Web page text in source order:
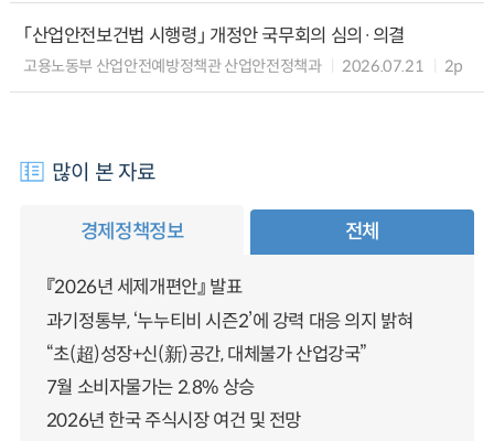
「산업안전보건법 시행령」 개정안 국무회의 심의·의결
고용노동부 산업안전예방정책관 산업안전정책과 2026.07.21 2p
많이 본 자료
경제정책정보 전체
『2026년 세제개편안』 발표
과기정통부, ‘누누티비 시즌2’에 강력 대응 의지 밝혀
“초(超)성장+신(新)공간, 대체불가 산업강국”
7월 소비자물가는 2.8% 상승
2026년 한국 주식시장 여건 및 전망